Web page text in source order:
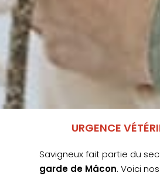
URGENCE
Savigneux fait partie du
garde de Mâcon. Voici